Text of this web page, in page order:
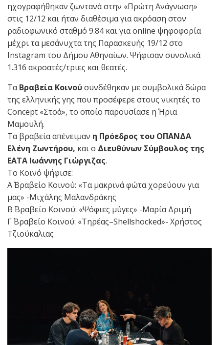
ηχογραφήθηκαν ζωντανά στην «Πρώτη Ανάγνωση»
στις 12/12 και ήταν διαθέσιμα για ακρόαση στον
ραδιοφωνικό σταθμό 9.84 και για online ψηφοφορία
μέχρι τα μεσάνυχτα της Παρασκευής 19/12 στο
Instagram του Δήμου Αθηναίων. Ψήφισαν συνολικά
1.316 ακροατές/τριες και θεατές.
ΤαΒραβεία Κοινούσυνδέθηκαν με συμβολικά δώρα
της ελληνικής γης που προσέφερε στους νικητές το
Concept «Στοά», το οποίο παρουσίασε η Ήρια
Μαμουλή.
Τα βραβεία απένειμαν η Πρόεδρος του ΟΠΑΝΔΑ
Ελένη Ζωντήρου, και ο Διευθύνων Σύμβουλος της
ΕΑΤΑ Ιωάννης Γιώργιζας.
Το Κοινό ψήφισε:
Α΄ Βραβείο Κοινού: «Τα μακρινά φώτα χορεύουν για
μας» -Μιχάλης Μαλανδράκης
Β΄ Βραβείο Κοινού: «Ψόφιες μύγες» -Μαρία Δριμή
Γ΄ Βραβείο Κοινού: «Τηρέας–Shellshocked»- Χρήστος
Τζιούκαλιας